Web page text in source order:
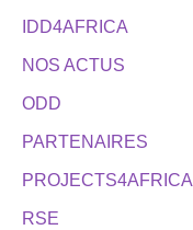
IDD4AFRICA
NOS ACTUS
ODD
PARTENAIRES
PROJECTS4AFRICA
RSE